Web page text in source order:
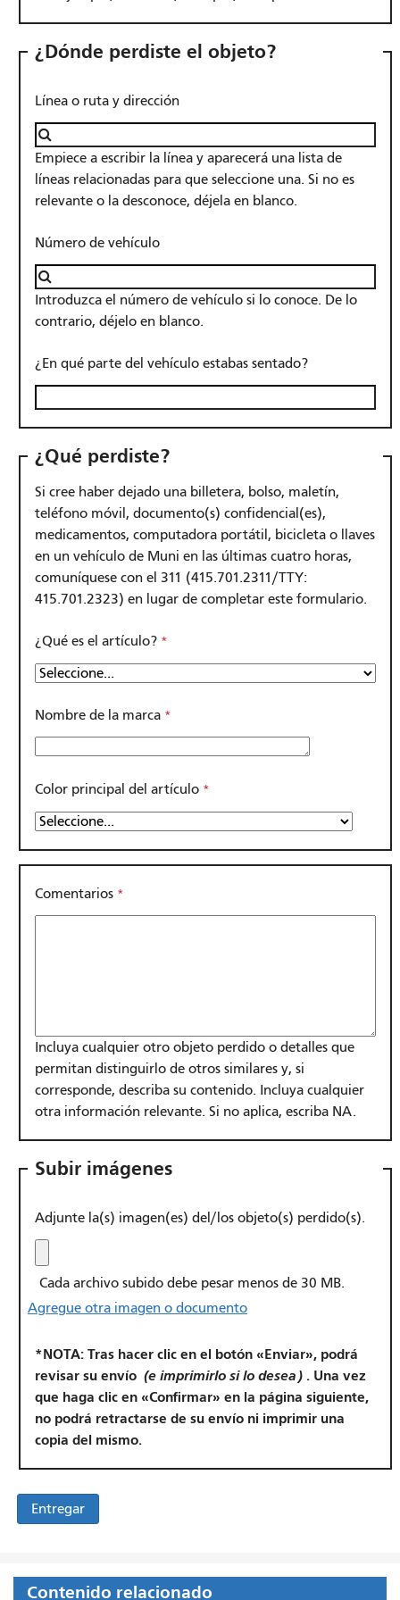
¿Dónde perdiste el objeto?
Línea o ruta y dirección
Empiece a escribir la línea y aparecerá una lista de
líneas relacionadas para que seleccione una. Si no es
relevante o la desconoce, déjela en blanco.
Número de vehículo
Introduzca el número de vehículo si lo conoce. De lo
contrario, déjelo en blanco.
¿En qué parte del vehículo estabas sentado?
¿Qué perdiste?
Si cree haber dejado una billetera, bolso, maletín,
teléfono móvil, documento(s) confidencial(es),
medicamentos, computadora portátil, bicicleta o llaves
en un vehículo de Muni en las últimas cuatro horas,
comuníquese con el 311 (415.701.2311/TTY:
415.701.2323) en lugar de completar este formulario.
¿Qué es el artículo?
Nombre de la marca
Color principal del artículo
Comentarios
Incluya cualquier otro objeto perdido o detalles que
permitan distinguirlo de otros similares y, si
corresponde, describa su contenido. Incluya cualquier
otra información relevante. Si no aplica, escriba NA.
Subir imágenes
Adjunte la(s) imagen(es) del/los objeto(s) perdido(s).
Cada archivo subido debe pesar menos de 30 MB.
Agregue otra imagen o documento
*NOTA: Tras hacer clic en el botón «Enviar», podrá
revisar su envío (e imprimirlo si lo desea) . Una vez
que haga clic en «Confirmar» en la página siguiente,
no podrá retractarse de su envío ni imprimir una
copia del mismo.
Contenido relacionado